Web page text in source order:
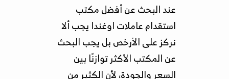
عند البحث عن أفضل مكتب
استقدام عاملات اوغندا يجب ألا
نركز على الأرخص بل يجب البحث
عن المكتب الأكثر توازنًا بين
السعر والجودة، لأن الكثير من